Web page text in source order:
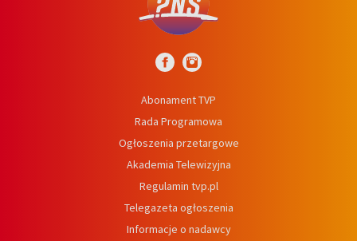
Abonament TVP
Rada Programowa
Ogłoszenia przetargowe
Akademia Telewizyjna
Regulamin tvp.pl
Telegazeta ogłoszenia
Informacje o nadawcy